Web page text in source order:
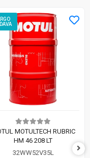
MOTULTECH RUBRIC
HM 46 208 LT
32WW52V35L